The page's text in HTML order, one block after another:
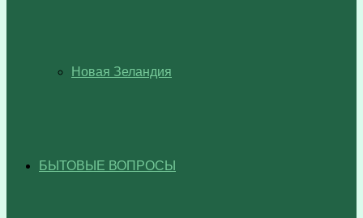
Новая Зеландия
БЫТОВЫЕ ВОПРОСЫ